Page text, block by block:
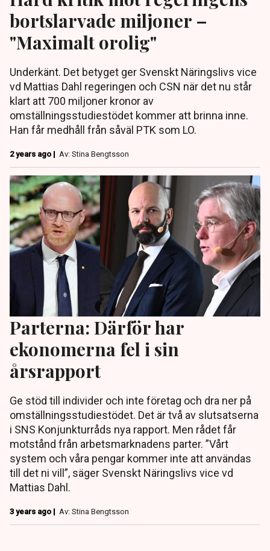
bortslarvade miljoner –
"Maximalt orolig"
Underkänt. Det betyget ger Svenskt Näringslivs vice
vd Mattias Dahl regeringen och CSN när det nu står
klart att 700 miljoner kronor av
omställningsstudiestödet kommer att brinna inne.
Han får medhåll från såväl PTK som LO.
2 years ago | Av: Stina Bengtsson
Parterna: Därför har
ekonomerna fel i sin
årsrapport
Ge stöd till individer och inte företag och dra ner på
omställningsstudiestödet. Det är två av slutsatserna
i SNS Konjunkturråds nya rapport. Men rådet får
motstånd från arbetsmarknadens parter. ”Vårt
system och våra pengar kommer inte att användas
till det ni vill”, säger Svenskt Näringslivs vice vd
Mattias Dahl.
3 years ago | Av: Stina Bengtsson